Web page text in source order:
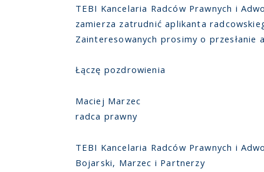
TEBI Kancelaria Radców Prawnych i
zamierza zatrudnić aplikanta
Zainteresowanych prosimy o przesłanie
Łączę pozdrowienia
Maciej Marzec
radca prawny
TEBI Kancelaria Radców Prawnych i
Bojarski, Marzec i Partnerzy